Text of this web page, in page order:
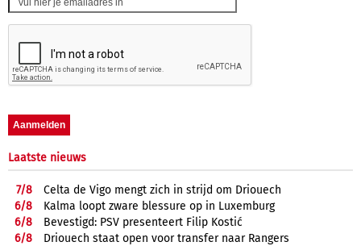
Laatste nieuws
7/8
Celta de Vigo mengt zich in strijd om Driouech
6/8
Kalma loopt zware blessure op in Luxemburg
6/8
Bevestigd: PSV presenteert Filip Kostić
6/8
Driouech staat open voor transfer naar Rangers